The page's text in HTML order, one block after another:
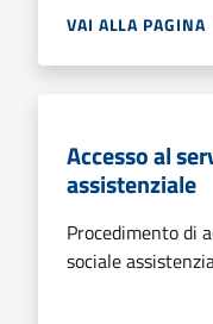
VAI ALLA PAGINA
Accesso al
assistenziale
Procedimento di
sociale